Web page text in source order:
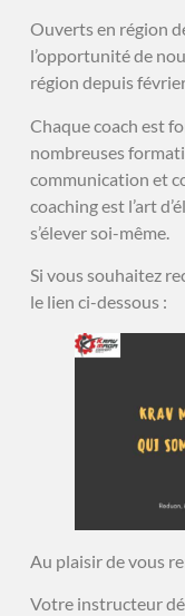
Ouverts en région
l’opportunité de
région depuis
Chaque coach est
nombreuses
communication et
coaching est l’art
s’élever soi-même.
Si vous souhaitez
le lien ci-dessous :
Au plaisir de vous
Votre instructeur